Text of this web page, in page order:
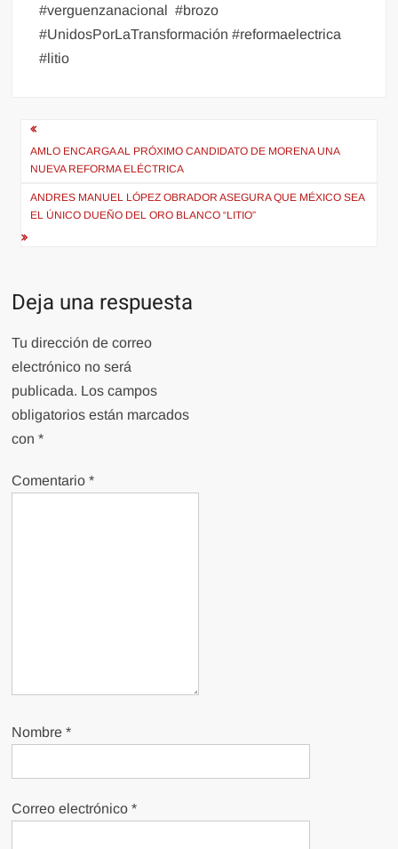
#verguenzanacional #brozo
#UnidosPorLaTransformación #reformaelectrica
#litio
Navegación
de
entradas
AMLO ENCARGA AL PRÓXIMO CANDIDATO DE MORENA UNA
NUEVA REFORMA ELÉCTRICA
ANDRES MANUEL LÓPEZ OBRADOR ASEGURA QUE MÉXICO SEA
EL ÚNICO DUEÑO DEL ORO BLANCO “LITIO”
Deja una respuesta
Tu dirección de correo
electrónico no será
publicada. Los campos
obligatorios están marcados
con*
Comentario*
Nombre*
Correo electrónico*